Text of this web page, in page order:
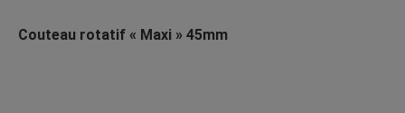
Couteau rotatif « Maxi » 45mm